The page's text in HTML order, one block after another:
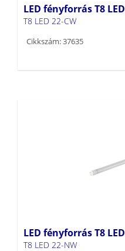
LED fényforrás T8 LED
T8 LED 22-CW
Cikkszám: 37635
LED fényforrás T8 LED
T8 LED 22-NW